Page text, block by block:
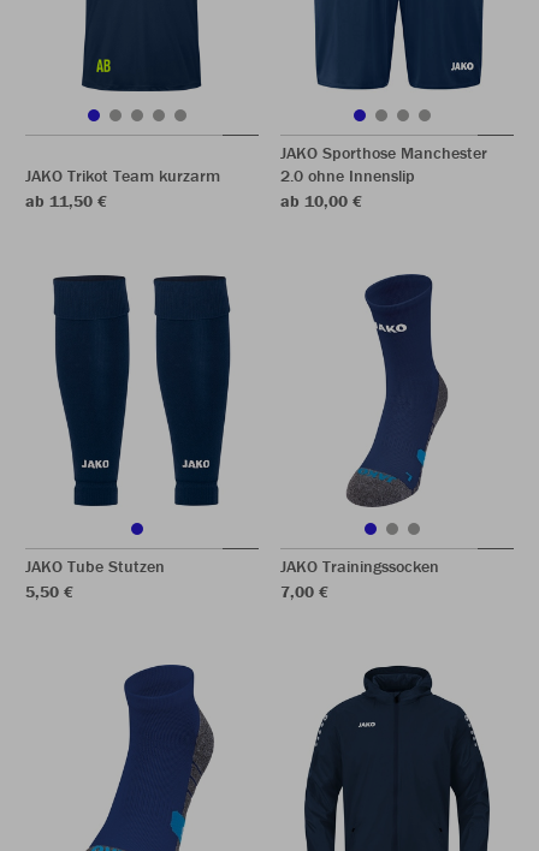
JAKO Trikot Team kurzarm
ab 11,50 €
JAKO Sporthose Manchester
2.0 ohne Innenslip
ab 10,00 €
JAKO Tube Stutzen
5,50 €
JAKO Trainingssocken
7,00 €